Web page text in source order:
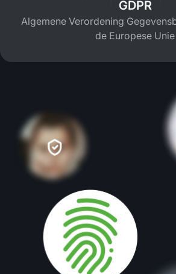
GDPR
Algemene Verordening
de Europese Unie